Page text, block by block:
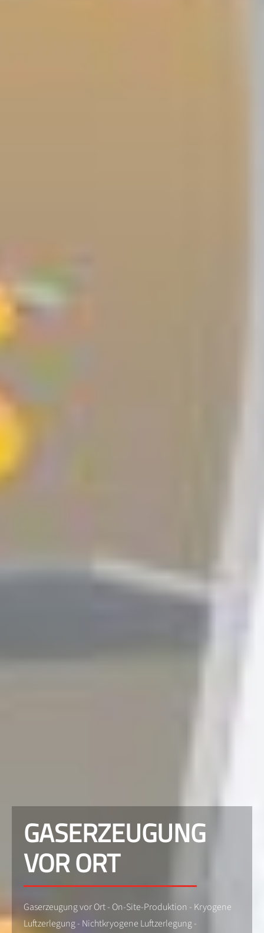
GASERZEUGUNG
VOR ORT
Gaserzeugung vor Ort - On-Site-Produktion - Kryogene
Luftzerlegung - Nichtkryogene Luftzerlegung -